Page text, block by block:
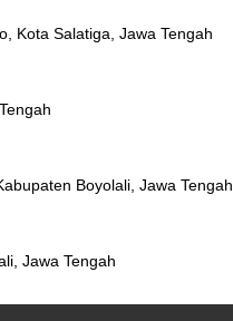
Kota Salatiga, Jawa Tengah
Boyolali, Jawa Tengah
Jawa Tengah